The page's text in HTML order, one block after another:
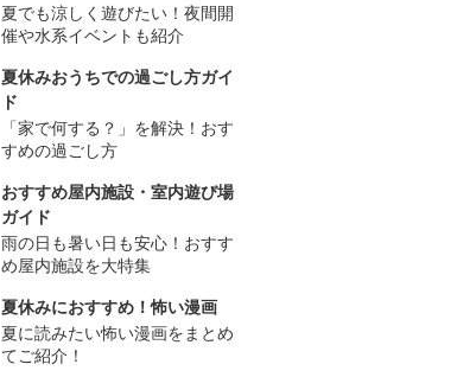
夏でも涼しく遊びたい！夜間開
催や水系イベントも紹介
夏休みおうちでの過ごし方ガイ
ド
「家で何する？」を解決！おす
すめの過ごし方
おすすめ屋内施設・室内遊び場
ガイド
雨の日も暑い日も安心！おすす
め屋内施設を大特集
夏休みにおすすめ！怖い漫画
夏に読みたい怖い漫画をまとめ
てご紹介！